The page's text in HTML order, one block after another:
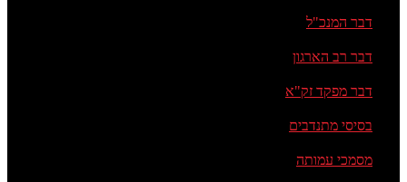
דבר המנכ"ל
דבר רב הארגון
דבר מפקד זק"א
בסיסי מתנדבים
מסמכי עמותה